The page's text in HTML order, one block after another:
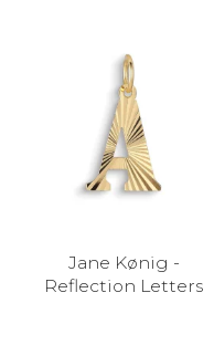
Jane Kønig -
Reflection Letters